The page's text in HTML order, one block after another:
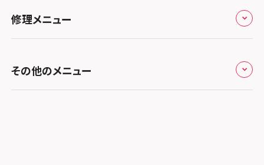
スマホスピタル テルル蒲生
スマホスピタル テルル新越谷
スマホスピタル テルル草加花栗
スマホスピタル テルル東川口
スマホスピタル名古屋金山
スマホスピタル 大府
スマホスピタル 西枇杷島
スマホスピタル 尾張旭
スマホスピタル難波
スマホスピタルイオンタウン茨木太田
スマホスピタル西条
スマホスピタル福岡天神
スマホスピタル熊本下通
スマホスピタル GODOモバイル大分府内町
お知らせ
修理メニュー
iPhone修理メニュー
その他のメニュー